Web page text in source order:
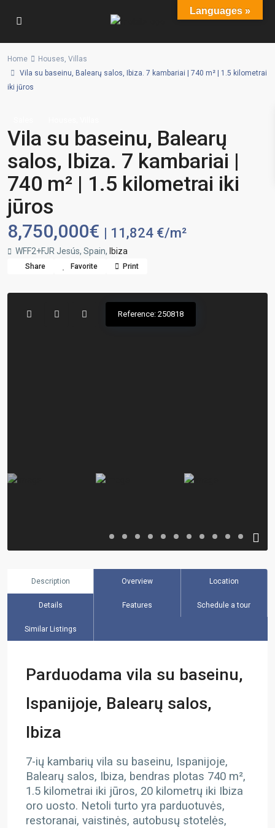
Home Houses, Villas
Vila su baseinu, Balearų salos, Ibiza. 7 kambariai | 740 m² | 1.5 kilometrai
iki jūros
Vila su baseinu, Balearų
salos, Ibiza. 7 kambariai |
740 m² | 1.5 kilometrai iki
jūros
8,750,000€ | 11,824 €/m²
WFF2+FJR Jesús, Spain, Ibiza
Share Favorite Print
Reference: 250818
Description Overview Location
Details Features Schedule a tour
Similar Listings
Parduodama vila su baseinu,
Ispanijoje, Balearų salos,
Ibiza
7-ių kambarių vila su baseinu, Ispanijoje,
Balearų salos, Ibiza, bendras plotas 740 m²,
1.5 kilometrai iki jūros, 20 kilometrų iki Ibiza
oro uosto. Netoli turto yra parduotuvės,
restoranai, vaistinės, autobusų stotelės,
Languages »